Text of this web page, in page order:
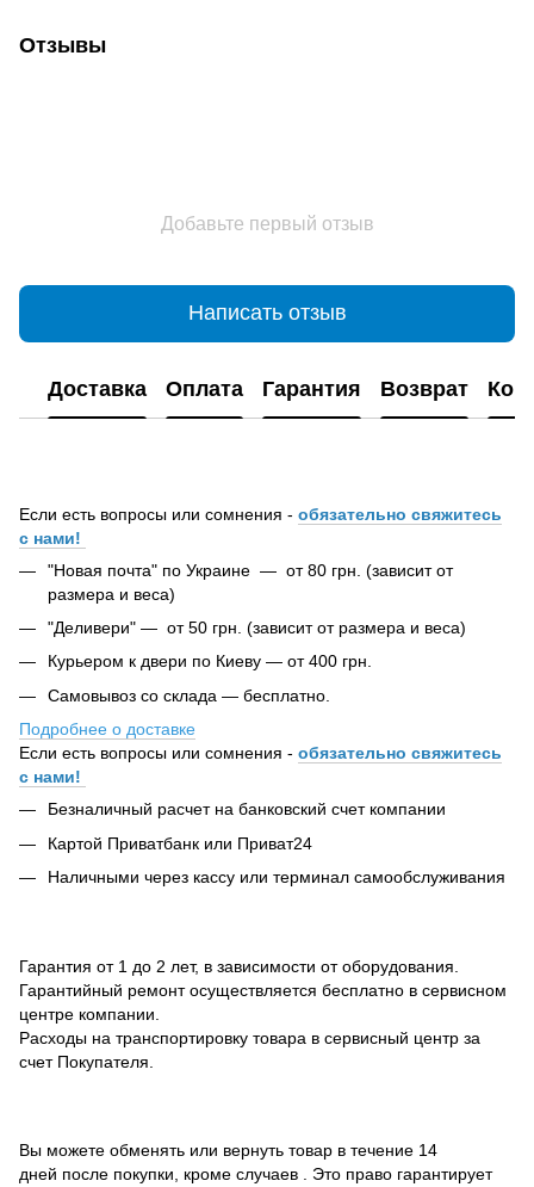
Отзывы
Добавьте первый отзыв
Написать отзыв
Доставка Оплата Гарантия Возврат
Если есть вопросы или сомнения - обязательно свяжитесь
с нами!
"Новая почта" по Украине — от 80 грн. (зависит от
размера и веса)
"Деливери" — от 50 грн. (зависит от размера и веса)
Курьером к двери по Киеву — от 400 грн.
Самовывоз со склада — бесплатно.
Подробнее о доставке
Если есть вопросы или сомнения - обязательно свяжитесь
с нами!
Безналичный расчет на банковский счет компании
Картой Приватбанк или Приват24
Наличными через кассу или терминал самообслуживания
Гарантия от 1 до 2 лет, в зависимости от оборудования.
Гарантийный ремонт осуществляется бесплатно в сервисном
центре компании.
Расходы на транспортировку товара в сервисный центр за
счет Покупателя.
Вы можете обменять или вернуть товар в течение 14
дней после покупки, кроме случаев . Это право гарантирует